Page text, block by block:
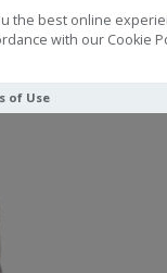
the best online
with our Cookie
of Use